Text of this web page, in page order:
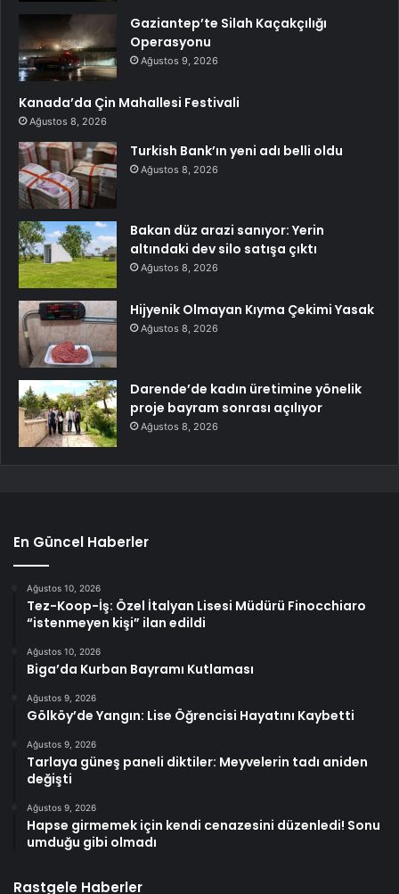
Gaziantep’te Silah Kaçakçılığı
Operasyonu
Ağustos 9, 2026
Kanada’da Çin Mahallesi Festivali
Ağustos 8, 2026
Turkish Bank’ın yeni adı belli oldu
Ağustos 8, 2026
Bakan düz arazi sanıyor: Yerin
altındaki dev silo satışa çıktı
Ağustos 8, 2026
Hijyenik Olmayan Kıyma Çekimi Yasak
Ağustos 8, 2026
Darende’de kadın üretimine yönelik
proje bayram sonrası açılıyor
Ağustos 8, 2026
En Güncel Haberler
Ağustos 10, 2026
Tez-Koop-İş: Özel İtalyan Lisesi Müdürü Finocchiaro
“istenmeyen kişi” ilan edildi
Ağustos 10, 2026
Biga’da Kurban Bayramı Kutlaması
Ağustos 9, 2026
Gölköy’de Yangın: Lise Öğrencisi Hayatını Kaybetti
Ağustos 9, 2026
Tarlaya güneş paneli diktiler: Meyvelerin tadı aniden
değişti
Ağustos 9, 2026
Hapse girmemek için kendi cenazesini düzenledi! Sonu
umduğu gibi olmadı
Rastgele Haberler